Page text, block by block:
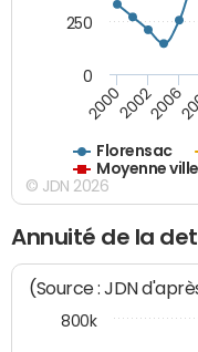
Florensac
Moyenne
200020022006
0
250
© JDN 2026
Annuité de la
(Source : JDN
800k